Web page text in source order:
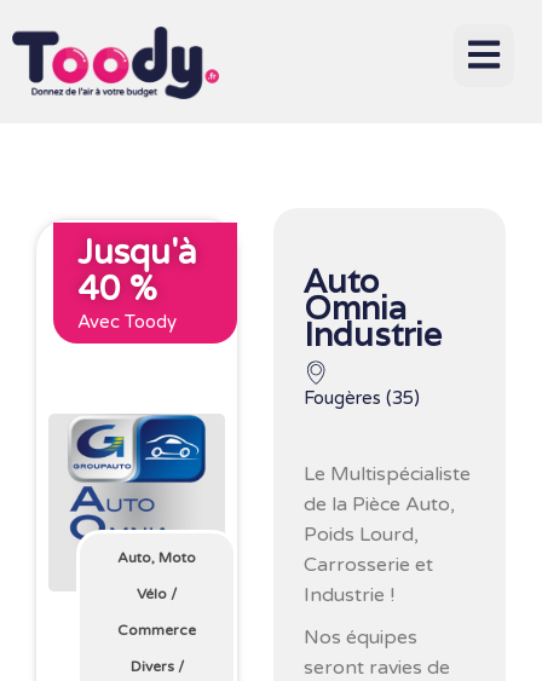
Jusqu'à
40 %
Avec Toody
Auto, Moto
Vélo /
Commerce
Divers/
Auto
Omnia
Industrie
Fougères (35)
Le Multispécialiste
de la Pièce Auto,
Poids Lourd,
Carrosserie et
Industrie !
Nos équipes
seront ravies de